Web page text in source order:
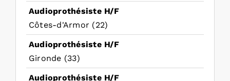
Audioprothésiste H/F
Côtes-d'Armor (22)
Audioprothésiste H/F
Gironde (33)
Audioprothésiste H/F